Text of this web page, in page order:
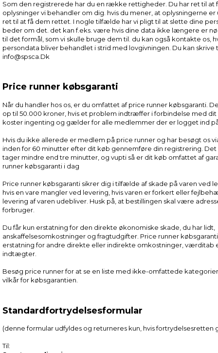
Som den registrerede har du en række rettigheder. Du har ret til at
oplysninger vi behandler om dig. hvis du mener, at oplysningerne
ret til at få dem rettet. I nogle tilfælde har vi pligt til at slette dine
beder om det. det kan f.eks. være hvis dine data ikke længere er
til det formål, som vi skulle bruge dem til. du kan også kontakte os,
persondata bliver behandlet i strid med lovgivningen. Du kan skrive
info@spsca.Dk
Price runner købsgaranti
Når du handler hos os, er du omfattet af price runner købsgaranti.
op til 50.000 kroner, hvis et problem indtræffer i forbindelse med
koster ingenting og gælder for alle medlemmer der er logget ind
Hvis du ikke allerede er medlem på price runner og har besøgt os
inden for 60 minutter efter dit køb gennemføre din registrering.
tager mindre end tre minutter, og vupti så er dit køb omfattet af
runner købsgaranti i dag
Price runner købsgaranti sikrer dig i tilfælde af skade på varen ved
hvis en vare mangler ved levering, hvis varen er forkert eller
levering af varen udebliver. Husk på, at bestillingen skal være
forbruger.
Du får kun erstatning for den direkte økonomiske skade, du har lidt,
anskaffelsesomkostninger og fragtudgifter. Price runner
erstatning for andre direkte eller indirekte omkostninger, værditab
indtægter.
Besøg price runner for at se en liste med ikke-omfattede
vilkår for købsgarantien.
Standardfortrydelsesformular
(denne formular udfyldes og returneres kun, hvis
Til: